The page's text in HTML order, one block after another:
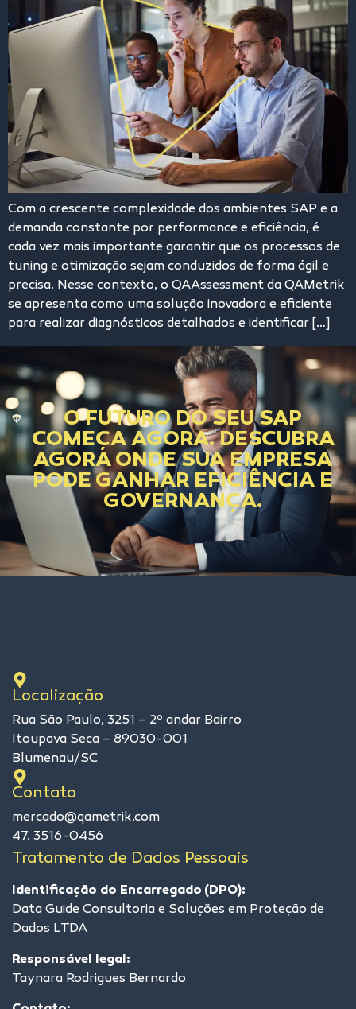
Com a crescente complexidade dos ambientes SAP e a
demanda constante por performance e eficiência, é
cada vez mais importante garantir que os processos de
tuning e otimização sejam conduzidos de forma ágil e
precisa. Nesse contexto, o QAAssessment da QAMetrik
se apresenta como uma solução inovadora e eficiente
para realizar diagnósticos detalhados e identificar […]
O FUTURO DO SEU SAP
COMEÇA AGORA. DESCUBRA
AGORA ONDE SUA EMPRESA
PODE GANHAR EFICIÊNCIA E
GOVERNANÇA.
Localização
Rua São Paulo, 3251 – 2º andar Bairro
Itoupava Seca – 89030-001
Blumenau/SC
Contato
mercado@qametrik.com
47. 3516-0456
Tratamento de Dados Pessoais
Identificação do Encarregado (DPO):
Data Guide Consultoria e Soluções em Proteção de
Dados LTDA
Responsável legal:
Taynara Rodrigues Bernardo